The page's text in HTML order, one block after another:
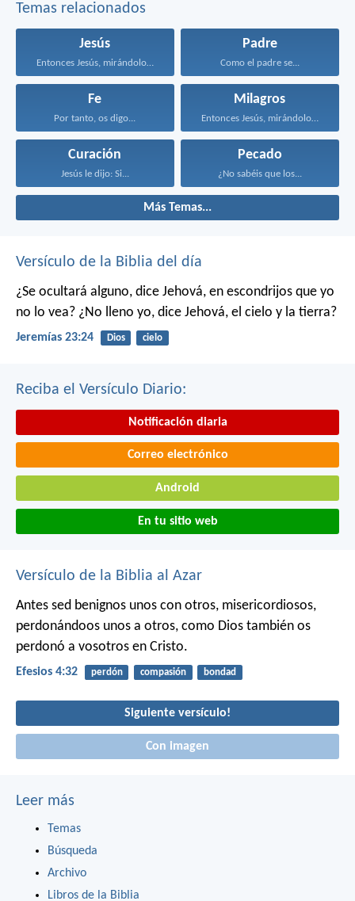
Temas relacionados
Jesús
Entonces Jesús, mirándolos, dijo...
Padre
Como el padre se...
Fe
Por tanto, os digo...
Milagros
Entonces Jesús, mirándolos, dijo...
Curación
Jesús le dijo: Si...
Pecado
¿No sabéis que los...
Más Temas...
Versículo de la Biblia del día
¿Se ocultará alguno, dice Jehová, en escondrijos que yo
no lo vea? ¿No lleno yo, dice Jehová, el cielo y la tierra?
Jeremías 23:24 Dios cielo
Reciba el Versículo Diario:
Notificación diaria
Correo electrónico
Android
En tu sitio web
Versículo de la Biblia al Azar
Antes sed benignos unos con otros, misericordiosos,
perdonándoos unos a otros, como Dios también os
perdonó a vosotros en Cristo.
Efesios 4:32 perdón compasión bondad
Siguiente versículo!
Con imagen
Leer más
Temas
Búsqueda
Archivo
Libros de la Biblia